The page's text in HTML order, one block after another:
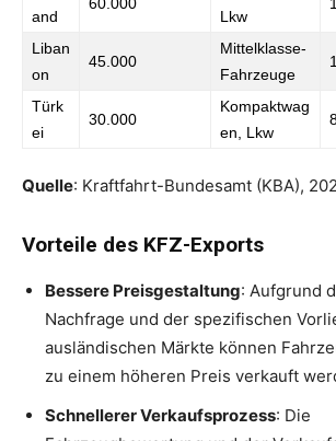
and Lkw
Liban
on
45.000
Mittelklasse-
Fahrzeuge
Türk
ei
30.000
Kompaktwag
en, Lkw
Quelle: Kraftfahrt-Bundesamt (KBA),
Vorteile des KFZ-Exports
Bessere Preisgestaltung: Aufgrund
Nachfrage und der spezifischen
ausländischen Märkte können
zu einem höheren Preis verkauft
Schnellerer Verkaufsprozess: Die